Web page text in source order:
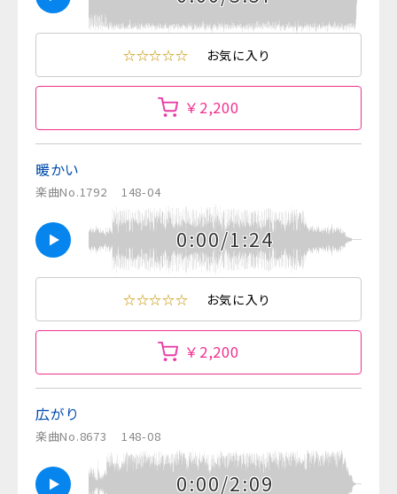
☆☆☆☆☆ お気に入り
￥2,200
暖かい
楽曲No.1792 148-04
0:00/1:24
☆☆☆☆☆ お気に入り
￥2,200
広がり
楽曲No.8673 148-08
0:00/2:09